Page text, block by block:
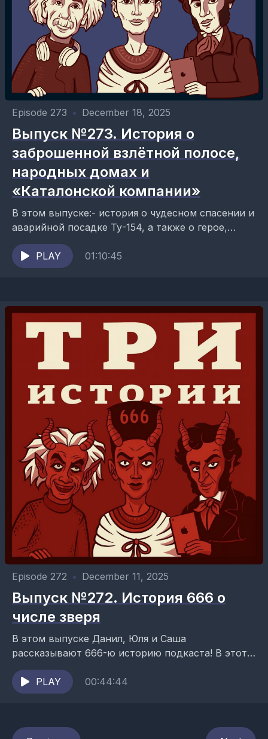
Episode 273 • December 18, 2025
Выпуск №273. История о
заброшенной взлётной полосе,
народных домах и
«Каталонской компании»
В этом выпуске:- история о чудесном спасении и
аварийной посадке Ту-154, а также о герое,
которого чуть не забыли наградить;- рассказ о
народных домах,...
PLAY 01:10:45
Episode 272 • December 11, 2025
Выпуск №272. История 666 о
числе зверя
В этом выпуске Данил, Юля и Саша
рассказывают 666-ю историю подкаста! В этот
раз речь о легендарных «трёх шестерках».
Ведущие подкаста: Данил Антоненков, Юля...
PLAY 00:44:44